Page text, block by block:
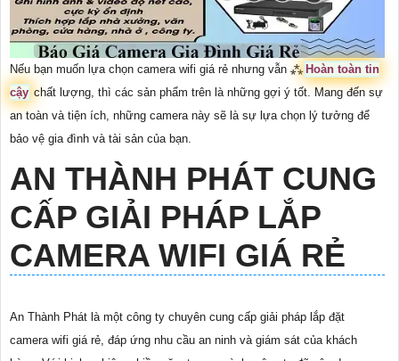
Nếu bạn muốn lựa chọn camera wifi giá rẻ nhưng vẫn ⁂Hoàn toàn tin
cậy chất lượng, thì các sản phẩm trên là những gợi ý tốt. Mang đến sự
an toàn và tiện ích, những camera này sẽ là sự lựa chọn lý tưởng để
bảo vệ gia đình và tài sản của bạn.
AN THÀNH PHÁT CUNG
CẤP GIẢI PHÁP LẮP
CAMERA WIFI GIÁ RẺ
An Thành Phát là một công ty chuyên cung cấp giải pháp lắp đặt
camera wifi giá rẻ, đáp ứng nhu cầu an ninh và giám sát của khách